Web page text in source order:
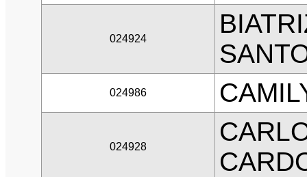
024924
024986
024928